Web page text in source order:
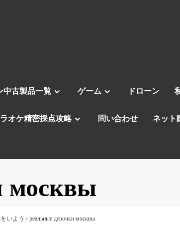
中古製品一覧 ゲーム ドローン
オケ精密採点攻略 問い合わせ ネット
москвы
いよう › реальные девочки москвы